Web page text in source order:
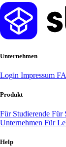
Unternehmen
Login Impressum
Produkt
Für Studierende Für
Unternehmen Für
Help